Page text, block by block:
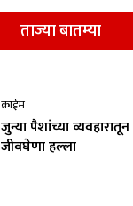
ताज्या बातम्या
क्राईम
जुन्या पैशांच्या
जीवघेणा हल्ला